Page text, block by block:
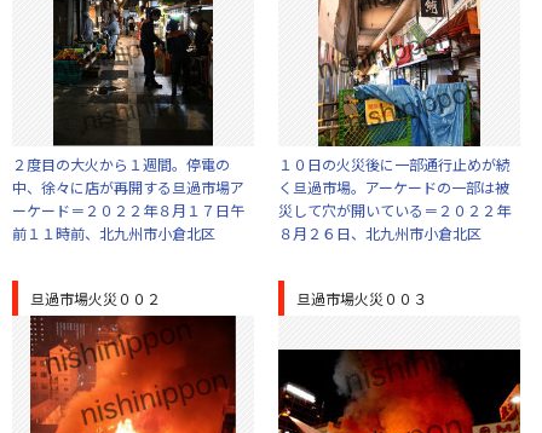
２度目の大火から１週間。停電の
中、徐々に店が再開する旦過市場ア
ーケード＝２０２２年８月１７日午
前１１時前、北九州市小倉北区
１０日の火災後に一部通行止めが続
く旦過市場。アーケードの一部は被
災して穴が開いている＝２０２２年
８月２６日、北九州市小倉北区
旦過市場火災００２ 旦過市場火災００３